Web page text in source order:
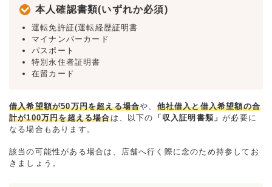
本人確認書類(いずれか必須)
運転免許証(運転経歴証明書
マイナンバーカード
パスポート
特別永住者証明書
在留カード
借入希望額が50万円を超える場合や、 他社借入と借入希望額の合
計が100万円を超える場合は、以下の 「収入証明書類」が必要に
なる場合もあります。
該当の可能性がある場合は、店舗へ行く際に念のため持参してお
きましょう。